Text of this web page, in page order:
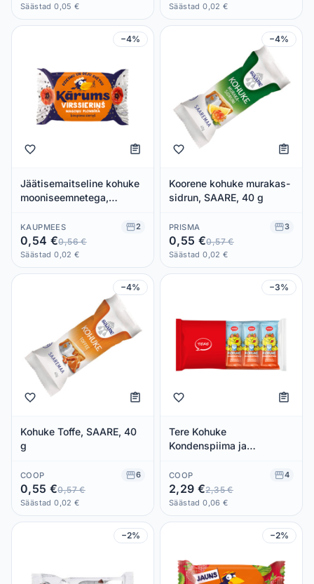
Säästad 0,05 € Säästad 0,02 €
−4%
Jäätisemaitseline kohuke
mooniseemnetega,
KAUPMEES 2
0,54 €0,56 €
Säästad 0,02 €
−4%
Koorene kohuke murakas-
sidrun, SAARE, 40 g
PRISMA 3
0,55 €0,57 €
Säästad 0,02 €
−4%
Kohuke Toffe, SAARE, 40
g
COOP 6
0,55 €0,57 €
Säästad 0,02 €
−3%
Tere Kohuke
Kondenspiima ja
Multipakk 5x40g
COOP 4
2,29 €2,35 €
Säästad 0,06 €
−2% −2%